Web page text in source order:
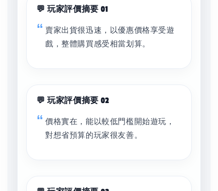
💬 玩家評價摘要 01
賣家出貨很迅速，以優惠價格享受遊
戲，整體購買感受相當划算。
💬 玩家評價摘要 02
價格實在，能以較低門檻開始遊玩，
對想省預算的玩家很友善。